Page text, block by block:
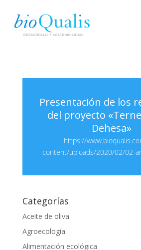
Presentación de los
del proyecto
Dehesa»
https://
content/uploads/2020/02/02-
Categorías
Aceite de oliva
Agroecología
Alimentación ecológica